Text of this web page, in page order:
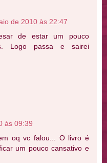
de 2010 às 22:47
de estar um pouco
Logo passa e sairei
às 09:39
oq vc falou... O livro é
um pouco cansativo e